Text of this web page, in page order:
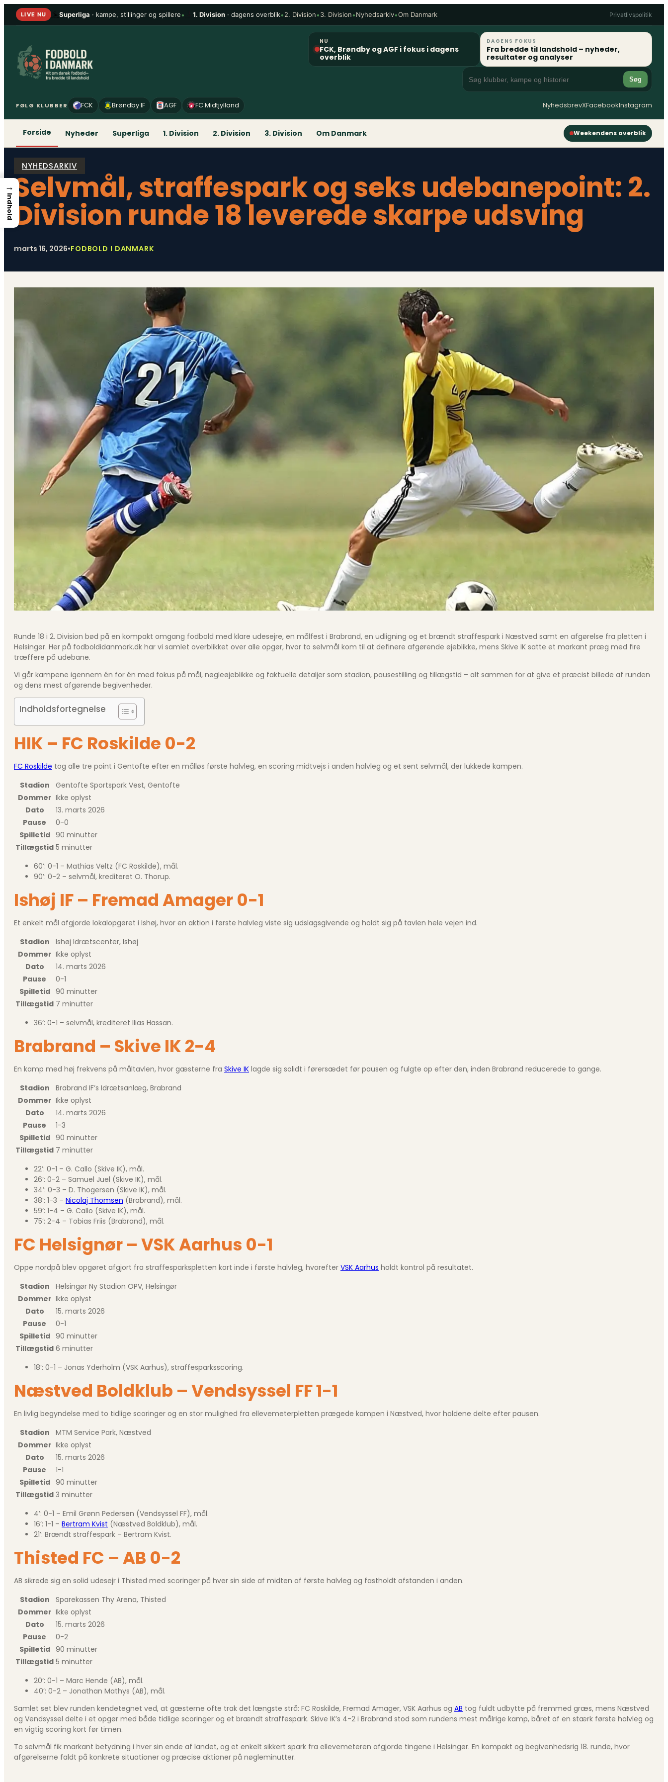
Spring
LIVE NU Superliga · kampe, stillinger og spillere• 1. Division · dagens overblik•2. Division•3. Division•Nyhedsarkiv•Om Danmark Privatlivspolitik
NU
FCK, Brøndby og AGF i fokus i dagens
overblik
DAGENS FOKUS
Fra bredde til landshold – nyheder,
resultater og analyser
Søg
FØLG KLUBBER FCK Brøndby IF AGF FC Midtjylland NyhedsbrevXFacebookInstagram
Forside Nyheder Superliga 1. Division 2. Division 3. Division Om Danmark Weekendens overblik
NYHEDSARKIV
Selvmål, straffespark og seks udebanepoint: 2.
Division runde 18 leverede skarpe udsving
marts 16, 2026•FODBOLD I DANMARK
Runde 18 i 2. Division bød på en kompakt omgang fodbold med klare udesejre, en målfest i Brabrand, en udligning og et brændt straffespark i Næstved samt en afgørelse fra pletten i
Helsingør. Her på fodboldidanmark.dk har vi samlet overblikket over alle opgør, hvor to selvmål kom til at definere afgørende øjeblikke, mens Skive IK satte et markant præg med fire
træffere på udebane.
Vi går kampene igennem én for én med fokus på mål, nøgleøjeblikke og faktuelle detaljer som stadion, pausestilling og tillægstid – alt sammen for at give et præcist billede af runden
og dens mest afgørende begivenheder.
Indholdsfortegnelse
HIK – FC Roskilde 0-2
FC Roskilde tog alle tre point i Gentofte efter en målløs første halvleg, en scoring midtvejs i anden halvleg og et sent selvmål, der lukkede kampen.
Stadion
Gentofte Sportspark Vest, Gentofte
Dommer Ikke oplyst
Dato
13. marts 2026
Pause
0-0
Spilletid 90 minutter
Tillægstid 5 minutter
60’: 0-1 – Mathias Veltz (FC Roskilde), mål.
90’: 0-2 – selvmål, krediteret O. Thorup.
Ishøj IF – Fremad Amager 0-1
Et enkelt mål afgjorde lokalopgøret i Ishøj, hvor en aktion i første halvleg viste sig udslagsgivende og holdt sig på tavlen hele vejen ind.
Stadion
Ishøj Idrætscenter, Ishøj
Dommer Ikke oplyst
Dato
14. marts 2026
Pause
0-1
Spilletid 90 minutter
Tillægstid 7 minutter
36’: 0-1 – selvmål, krediteret Ilias Hassan.
Brabrand – Skive IK 2-4
En kamp med høj frekvens på måltavlen, hvor gæsterne fra Skive IK lagde sig solidt i førersædet før pausen og fulgte op efter den, inden Brabrand reducerede to gange.
Stadion
Brabrand IF’s Idrætsanlæg, Brabrand
Dommer Ikke oplyst
Dato
14. marts 2026
Pause
1-3
Spilletid 90 minutter
Tillægstid 7 minutter
22’: 0-1 – G. Callo (Skive IK), mål.
26’: 0-2 – Samuel Juel (Skive IK), mål.
34’: 0-3 – D. Thogersen (Skive IK), mål.
38’: 1-3 – Nicolaj Thomsen (Brabrand), mål.
59’: 1-4 – G. Callo (Skive IK), mål.
75’: 2-4 – Tobias Friis (Brabrand), mål.
FC Helsignør – VSK Aarhus 0-1
Oppe nordpå blev opgøret afgjort fra straffesparkspletten kort inde i første halvleg, hvorefter VSK Aarhus holdt kontrol på resultatet.
Stadion
Helsingør Ny Stadion OPV, Helsingør
Dommer Ikke oplyst
Dato
15. marts 2026
Pause
0-1
Spilletid 90 minutter
Tillægstid 6 minutter
18’: 0-1 – Jonas Yderholm (VSK Aarhus), straffesparksscoring.
Næstved Boldklub – Vendsyssel FF 1-1
En livlig begyndelse med to tidlige scoringer og en stor mulighed fra ellevemeterpletten prægede kampen i Næstved, hvor holdene delte efter pausen.
Stadion
MTM Service Park, Næstved
Dommer Ikke oplyst
Dato
15. marts 2026
Pause
1-1
Spilletid 90 minutter
Tillægstid 3 minutter
4’: 0-1 – Emil Grønn Pedersen (Vendsyssel FF), mål.
16’: 1-1 – Bertram Kvist (Næstved Boldklub), mål.
21’: Brændt straffespark – Bertram Kvist.
Thisted FC – AB 0-2
AB sikrede sig en solid udesejr i Thisted med scoringer på hver sin side af midten af første halvleg og fastholdt afstanden i anden.
Stadion
Sparekassen Thy Arena, Thisted
Dommer Ikke oplyst
Dato
15. marts 2026
Pause
0-2
Spilletid 90 minutter
Tillægstid 5 minutter
20’: 0-1 – Marc Hende (AB), mål.
40’: 0-2 – Jonathan Mathys (AB), mål.
Samlet set blev runden kendetegnet ved, at gæsterne ofte trak det længste strå: FC Roskilde, Fremad Amager, VSK Aarhus og AB tog fuldt udbytte på fremmed græs, mens Næstved
og Vendsyssel delte i et opgør med både tidlige scoringer og et brændt straffespark. Skive IK’s 4-2 i Brabrand stod som rundens mest målrige kamp, båret af en stærk første halvleg og
en vigtig scoring kort før timen.
To selvmål fik markant betydning i hver sin ende af landet, og et enkelt sikkert spark fra ellevemeteren afgjorde tingene i Helsingør. En kompakt og begivenhedsrig 18. runde, hvor
afgørelserne faldt på konkrete situationer og præcise aktioner på nøgleminutter.
→
Indhold